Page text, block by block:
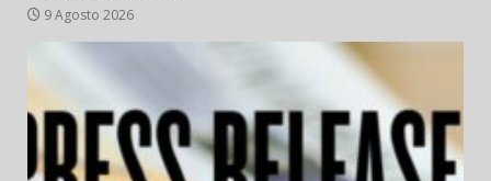
9 Agosto 2026